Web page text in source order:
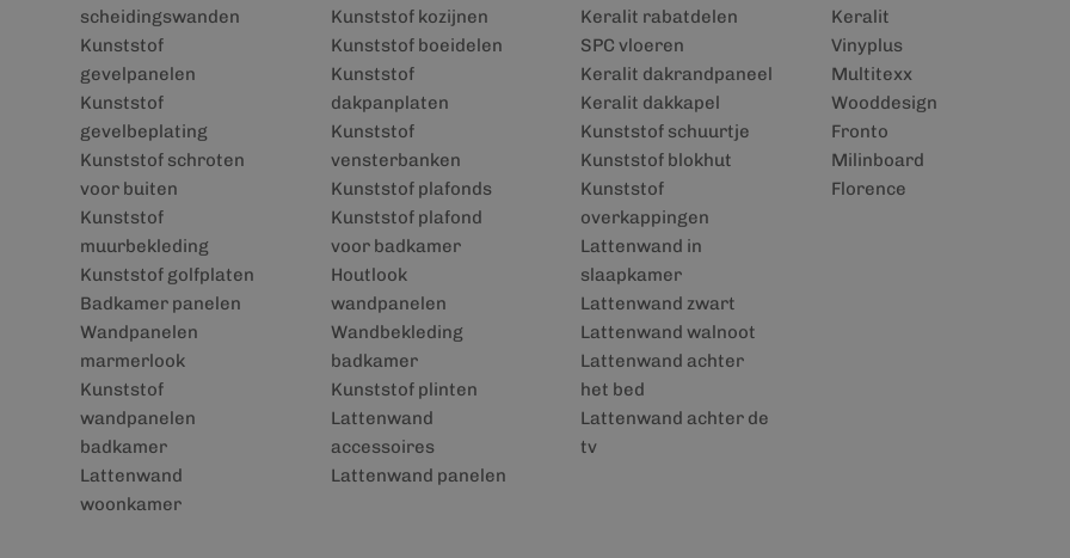
scheidingswanden
Kunststof
gevelpanelen
Kunststof
gevelbeplating
Kunststof schroten
voor buiten
Kunststof
muurbekleding
Kunststof golfplaten
Badkamer panelen
Wandpanelen
marmerlook
Kunststof
wandpanelen
badkamer
Lattenwand
woonkamer
Kunststof kozijnen
Kunststof boeidelen
Kunststof
dakpanplaten
Kunststof
vensterbanken
Kunststof plafonds
Kunststof plafond
voor badkamer
Houtlook
wandpanelen
Wandbekleding
badkamer
Kunststof plinten
Lattenwand
accessoires
Lattenwand panelen
Keralit rabatdelen
SPC vloeren
Keralit dakrandpaneel
Keralit dakkapel
Kunststof schuurtje
Kunststof blokhut
Kunststof
overkappingen
Lattenwand in
slaapkamer
Lattenwand zwart
Lattenwand walnoot
Lattenwand achter
het bed
Lattenwand achter de
tv
Keralit
Vinyplus
Multitexx
Wooddesign
Fronto
Milinboard
Florence